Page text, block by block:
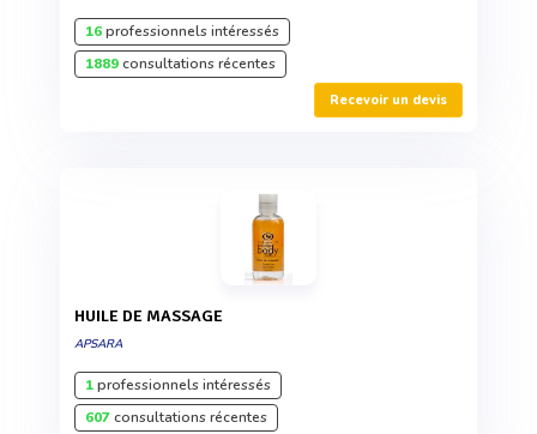
16professionnels intéressés
1889consultations récentes
Recevoir un devis
HUILE DE MASSAGE
APSARA
1professionnels intéressés
607consultations récentes